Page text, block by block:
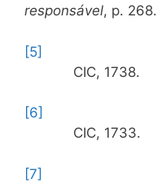
responsável, p. 268.
[5]
CIC, 1738.
[6]
CIC, 1733.
[7]